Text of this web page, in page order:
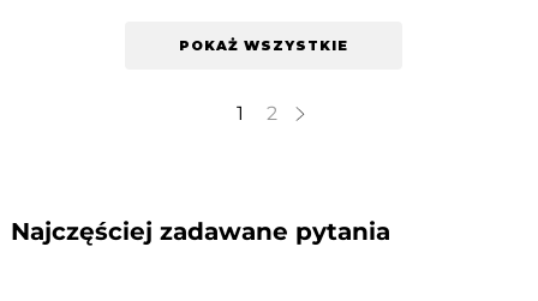
POKAŻ WSZYSTKIE
1 2
Najczęściej zadawane pytania